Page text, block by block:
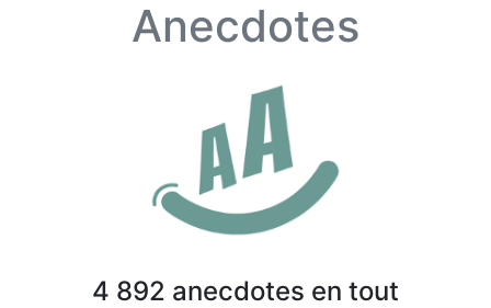
Anecdotes
4 892 anecdotes en tout